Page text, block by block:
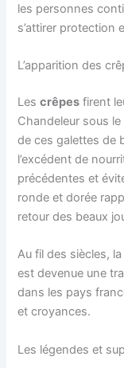
les personnes
s’attirer protection
L’apparition des
Lescrêpes firent
Chandeleur sous
de ces galettes de
l’excédent de
précédentes et
ronde et dorée
retour des beaux
Au fil des siècles,
est devenue une
dans les pays
et croyances.
Les légendes et